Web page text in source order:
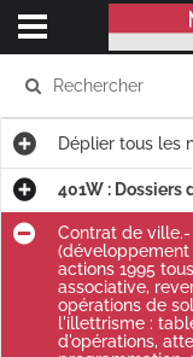
Mémoire Vive
Ouvrir le menu
Déplier tous les
401W : Dossiers
Contrat de
(développement
actions 1995
associative,
opérations de
l'illettrisme :
d'opérations,